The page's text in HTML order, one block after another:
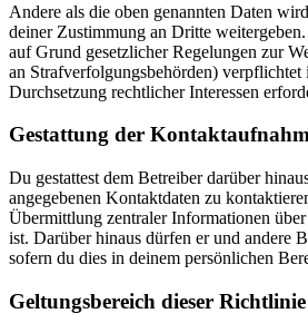
Andere als die oben genannten Daten
deiner Zustimmung an Dritte
auf Grund gesetzlicher Regelungen zur
an Strafverfolgungsbehörden) verpflichtet
Durchsetzung rechtlicher Interessen
Gestattung der
Du gestattest dem Betreiber darüber
angegebenen Kontaktdaten zu
Übermittlung zentraler Informationen
ist. Darüber hinaus dürfen er und andere
sofern du dies in deinem persönlichen
Geltungsbereich dieser Richtlinie